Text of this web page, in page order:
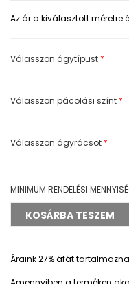
Az ár a kiválasztott méretre
Válasszon ágytípust *
Válasszon pácolási színt *
Válasszon ágyrácsot *
MINIMUM RENDELÉSI
Áraink 27% áfát